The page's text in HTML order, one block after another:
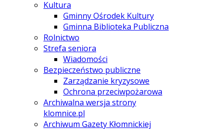
Kultura
Gminny Ośrodek Kultury
Gminna Biblioteka Publiczna
Rolnictwo
Strefa seniora
Wiadomości
Bezpieczeństwo publiczne
Zarządzanie kryzysowe
Ochrona przeciwpożarowa
Archiwalna wersja strony
klomnice.pl
Archiwum Gazety Kłomnickiej